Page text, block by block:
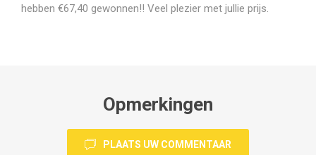
hebben €67,40 gewonnen!! Veel plezier met jullie prijs.
Opmerkingen
PLAATS UW COMMENTAAR